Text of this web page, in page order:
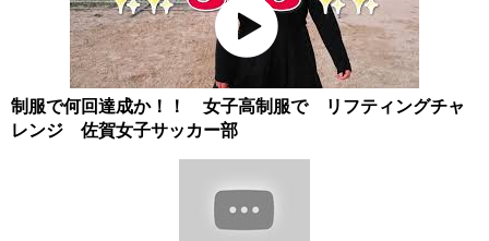
制服で何回達成か！！ 女子高制服で リフティングチャ
レンジ 佐賀女子サッカー部